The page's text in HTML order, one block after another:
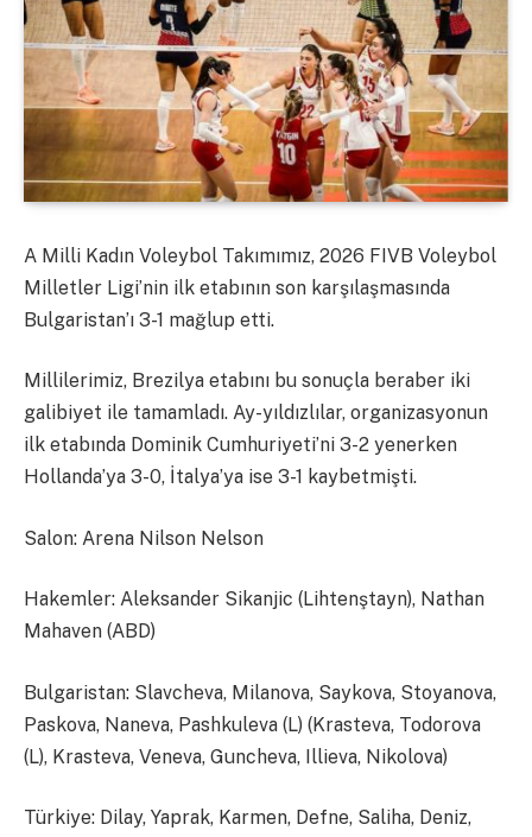
A Milli Kadın Voleybol Takımımız, 2026 FIVB Voleybol
Milletler Ligi’nin ilk etabının son karşılaşmasında
Bulgaristan’ı 3-1 mağlup etti.
Millilerimiz, Brezilya etabını bu sonuçla beraber iki
galibiyet ile tamamladı. Ay-yıldızlılar, organizasyonun
ilk etabında Dominik Cumhuriyeti’ni 3-2 yenerken
Hollanda’ya 3-0, İtalya’ya ise 3-1 kaybetmişti.
Salon: Arena Nilson Nelson
Hakemler: Aleksander Sikanjic (Lihtenştayn), Nathan
Mahaven (ABD)
Bulgaristan: Slavcheva, Milanova, Saykova, Stoyanova,
Paskova, Naneva, Pashkuleva (L) (Krasteva, Todorova
(L), Krasteva, Veneva, Guncheva, Illieva, Nikolova)
Türkiye: Dilay, Yaprak, Karmen, Defne, Saliha, Deniz,